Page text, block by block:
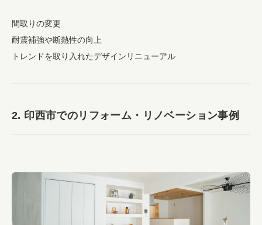
間取りの変更
耐震補強や断熱性の向上
トレンドを取り入れたデザインリニューアル
2. 印西市でのリフォーム・リノベーション事例